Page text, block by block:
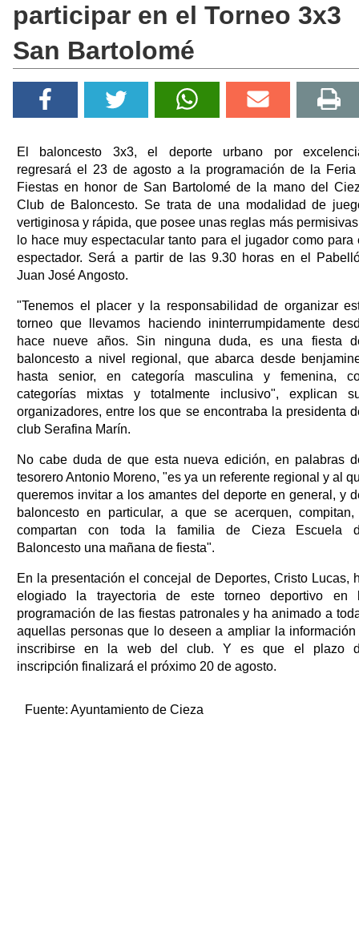
participar en el Torneo 3x3
San Bartolomé
El baloncesto 3x3, el deporte urbano por
regresará el 23 de agosto a la programación de la
Fiestas en honor de San Bartolomé de la mano del
Club de Baloncesto. Se trata de una modalidad de
vertiginosa y rápida, que posee unas reglas más
lo hace muy espectacular tanto para el jugador como para
espectador. Será a partir de las 9.30 horas en el
Juan José Angosto.
"Tenemos el placer y la responsabilidad de organizar
torneo que llevamos haciendo ininterrumpidamente
hace nueve años. Sin ninguna duda, es una fiesta
baloncesto a nivel regional, que abarca desde
hasta senior, en categoría masculina y femenina,
categorías mixtas y totalmente inclusivo", explican
organizadores, entre los que se encontraba la presidenta
club Serafina Marín.
No cabe duda de que esta nueva edición, en palabras
tesorero Antonio Moreno, "es ya un referente regional y al
queremos invitar a los amantes del deporte en general, y
baloncesto en particular, a que se acerquen,
compartan con toda la familia de Cieza Escuela
Baloncesto una mañana de fiesta".
En la presentación el concejal de Deportes, Cristo Lucas,
elogiado la trayectoria de este torneo deportivo en
programación de las fiestas patronales y ha animado a
aquellas personas que lo deseen a ampliar la información
inscribirse en la web del club. Y es que el plazo
inscripción finalizará el próximo 20 de agosto.
Fuente: Ayuntamiento de Cieza